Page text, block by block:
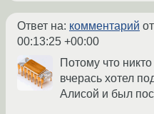
Ответ на: комментарий
00:13:25 +00:00
Потому что
вчерась хотел
Алисой и был